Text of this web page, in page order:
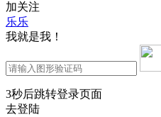
加关注
乐乐
我就是我！
3秒后跳转登录页面
去登陆